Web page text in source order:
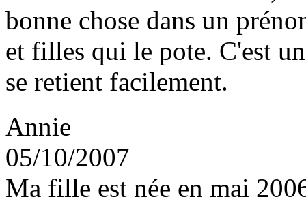
bonne chose dans un
et filles qui le pote. C'est
se retient facilement.
Annie
05/10/2007
Ma fille est née en mai